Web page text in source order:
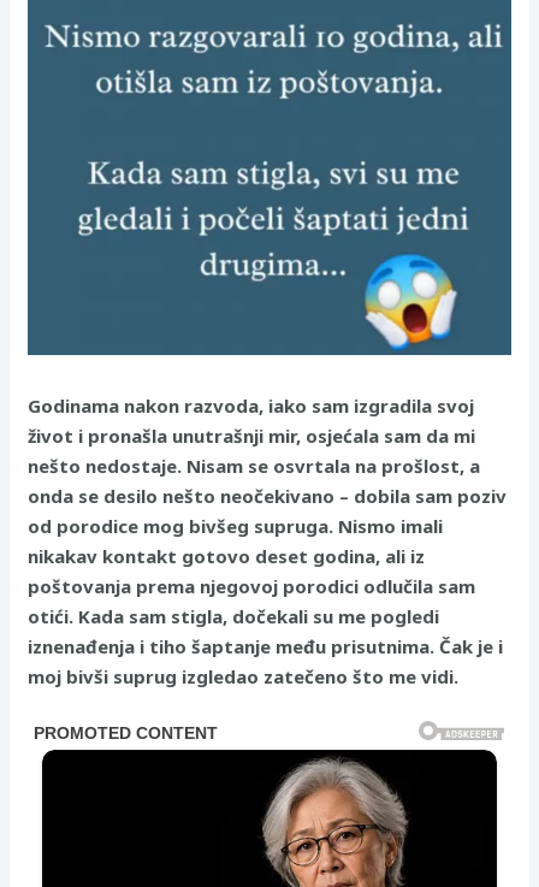
Godinama nakon razvoda, iako sam izgradila svoj
život i pronašla unutrašnji mir, osjećala sam da mi
nešto nedostaje. Nisam se osvrtala na prošlost, a
onda se desilo nešto neočekivano – dobila sam poziv
od porodice mog bivšeg supruga. Nismo imali
nikakav kontakt gotovo deset godina, ali iz
poštovanja prema njegovoj porodici odlučila sam
otići. Kada sam stigla, dočekali su me pogledi
iznenađenja i tiho šaptanje među prisutnima. Čak je i
moj bivši suprug izgledao zatečeno što me vidi.